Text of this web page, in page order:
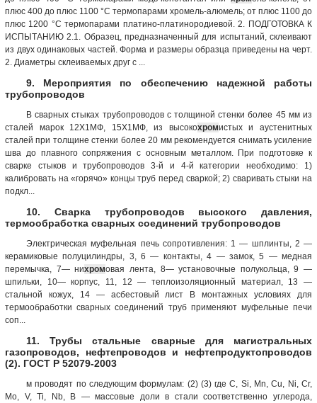
плюс 400 до плюс 1100 °С термопарами хромель-алюмель; от плюс 1100 до
плюс 1200 °С термопарами платино-платинородиевой. 2. ПОДГОТОВКА К
ИСПЫТАНИЮ 2.1. Образец, предназначенный для испытаний, склеивают
из двух одинаковых частей. Форма и размеры образца приведены на черт.
2. Диаметры склеиваемых друг с ...
9. Мероприятия по обеспечению надежной работы
трубопроводов
В сварных стыках трубопроводов с толщиной стенки более 45 мм из
сталей марок 12Х1МФ, 15Х1МФ, из высокохромистых и аустенитных
сталей при толщине стенки более 20 мм рекомендуется снимать усиление
шва до плавного сопряжения с основным металлом. При подготовке к
сварке стыков и трубопроводов 3-й и 4-й категории необходимо: 1)
калибровать на «горячо» концы труб перед сваркой; 2) сваривать стыки на
подкл...
10. Сварка трубопроводов высокого давления,
термообработка сварных соединений трубопроводов
Электрическая муфельная печь сопротивления: 1 — шплинты, 2 —
керамиковые полуцилиндры, 3, 6 — контакты, 4 — замок, 5 — медная
перемычка, 7— нихромовая лента, 8— установочные полукольца, 9 —
шпильки, 10— корпус, 11, 12 — теплоизоляционный материал, 13 —
стальной кожух, 14 — асбестовый лист В монтажных условиях для
термообработки сварных соединений труб применяют муфельные печи
соп...
11. Трубы стальные сварные для магистральных
газопроводов, нефтепроводов и нефтепродуктопроводов
(2). ГОСТ Р 52079-2003
м проводят по следующим формулам: (2) (3) где С, Si, Mn, Сu, Ni, Cr,
Mo, V, Ti, Nb, В — массовые доли в стали соответственно углерода,